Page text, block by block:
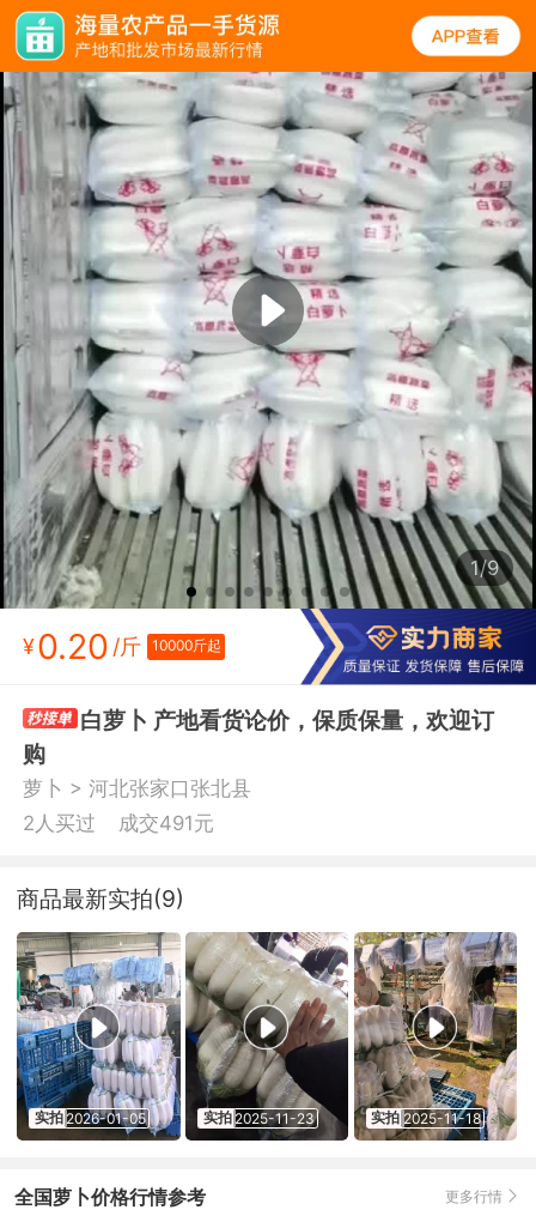
1/9
¥0.20 /斤 10000斤起
白萝卜 产地看货论价，保质保量，欢迎订
购
萝卜 > 河北张家口张北县
2人买过
成交491元
商品最新实拍(9)
实拍 2026-01-05 实拍 2025-11-23 实拍 2025-11-18
全国萝卜价格行情参考 更多行情
实拍 规格 口碑 同类
萝卜